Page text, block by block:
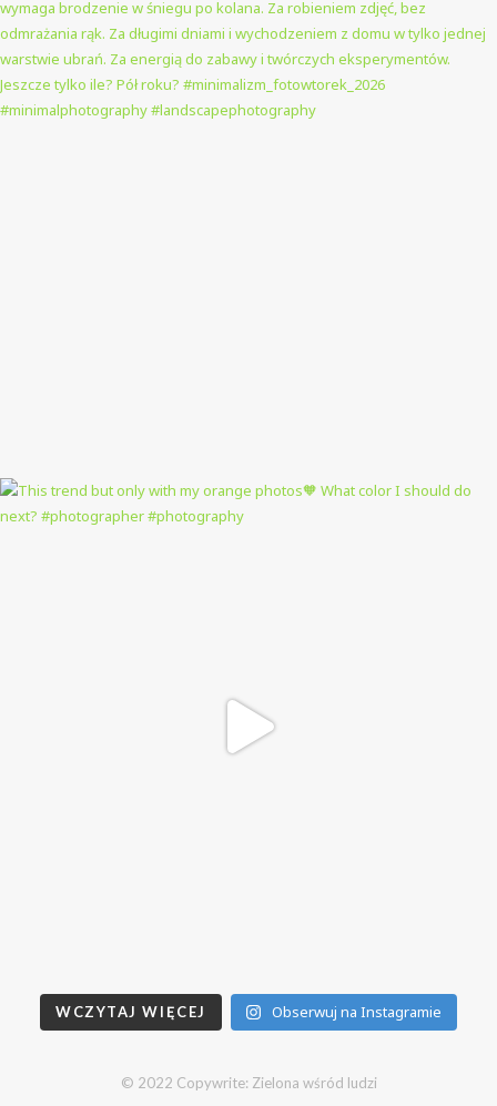
WCZYTAJ WIĘCEJ Obserwuj na Instagramie
© 2022 Copywrite: Zielona wśród ludzi